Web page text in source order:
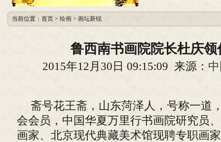
当前位置： 首页 > 绘画 > 画坛新锐
鲁西南书画院院长杜庆领
2015年12月30日 09:15:09 来源：
斋号花王斋，山东菏泽人，号称一道
会会员，中国华夏万里行书画院研究员
画家、北京现代典藏美术馆现聘专职画